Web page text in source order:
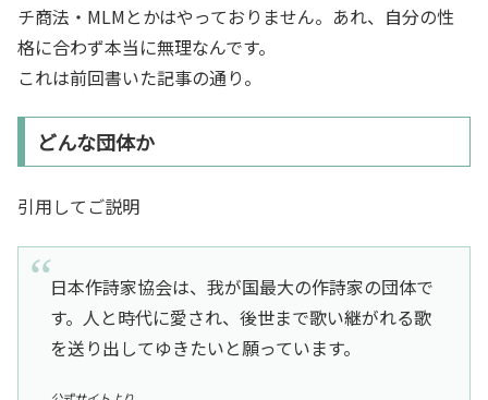
チ商法・MLMとかはやっておりません。あれ、自分の性
格に合わず本当に無理なんです。
これは前回書いた記事の通り。
どんな団体か
引用してご説明
日本作詩家協会は、我が国最大の作詩家の団体で
す。人と時代に愛され、後世まで歌い継がれる歌
を送り出してゆきたいと願っています。